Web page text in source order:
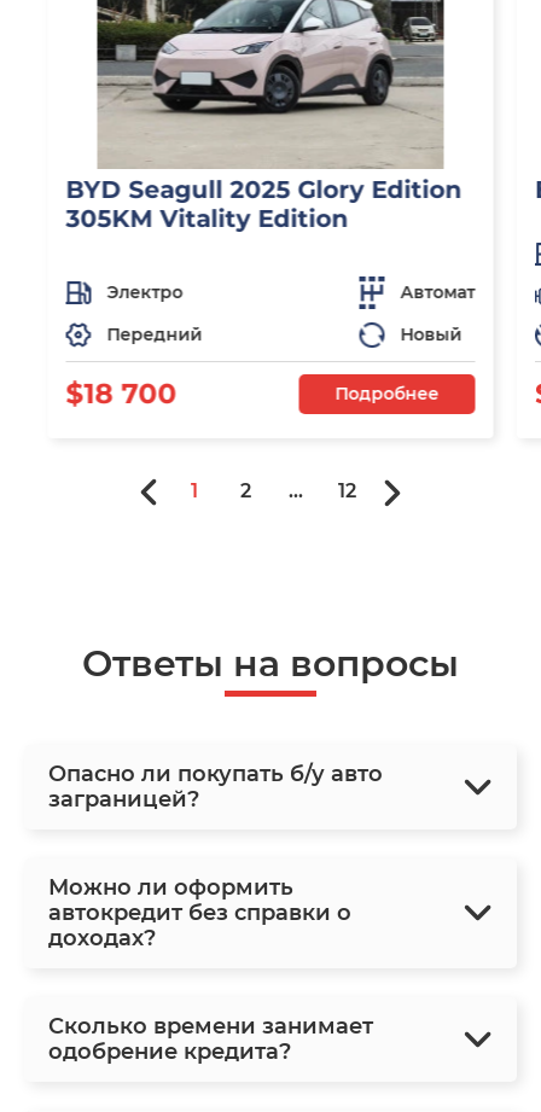
BYD Seagull 2025 Glory Edition
305KM Vitality Edition
Электро
Автомат
Передний
Новый
$18 700 Подробнее
1 2 ... 12
Ответы на вопросы
Опасно ли покупать б/у авто
заграницей?
Можно ли оформить
автокредит без справки о
доходах?
Сколько времени занимает
одобрение кредита?